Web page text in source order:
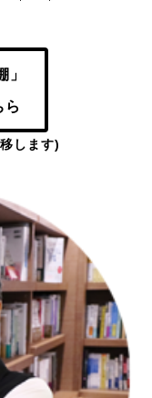
」
ら
します)